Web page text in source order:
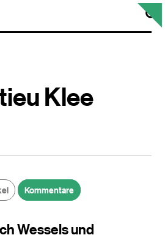
Klee
Kommentare
Wessels und